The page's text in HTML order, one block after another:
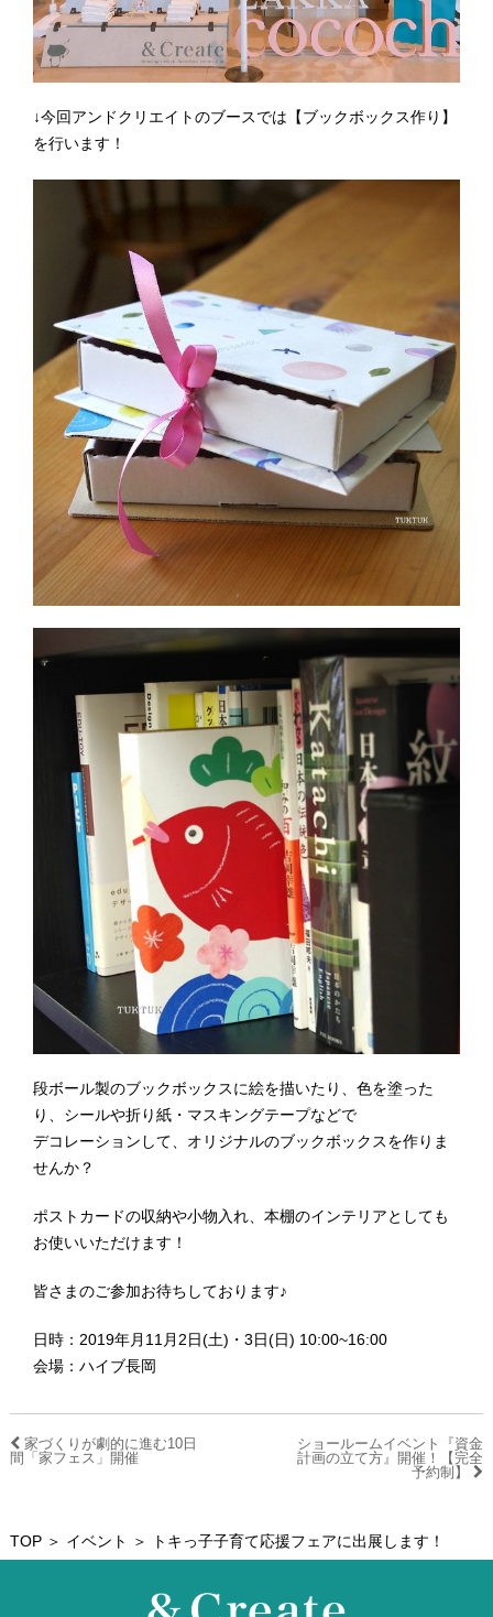
↓今回アンドクリエイトのブースでは【ブックボックス作り】
を行います！
段ボール製のブックボックスに絵を描いたり、色を塗った
り、シールや折り紙・マスキングテープなどで
デコレーションして、オリジナルのブックボックスを作りま
せんか？
ポストカードの収納や小物入れ、本棚のインテリアとしても
お使いいただけます！
皆さまのご参加お待ちしております♪
日時：2019年月11月2日(土)・3日(日) 10:00~16:00
会場：ハイブ長岡
家づくりが劇的に進む10日
間「家フェス」開催
ショールームイベント『資金
計画の立て方』開催！【完全
予約制】
TOP＞ イベント ＞ トキっ子子育て応援フェアに出展します！